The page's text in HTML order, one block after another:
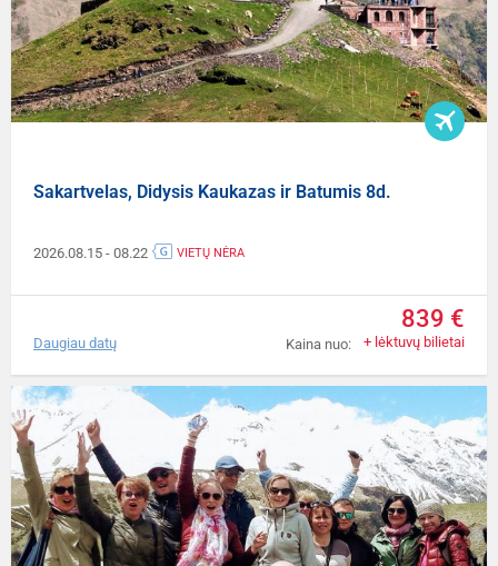
Sakartvelas, Didysis Kaukazas ir Batumis 8d.
2026.08.15 - 08.22 VIETŲ NĖRA
Kaina nuo:
839 €
+ lėktuvų bilietai
Daugiau datų